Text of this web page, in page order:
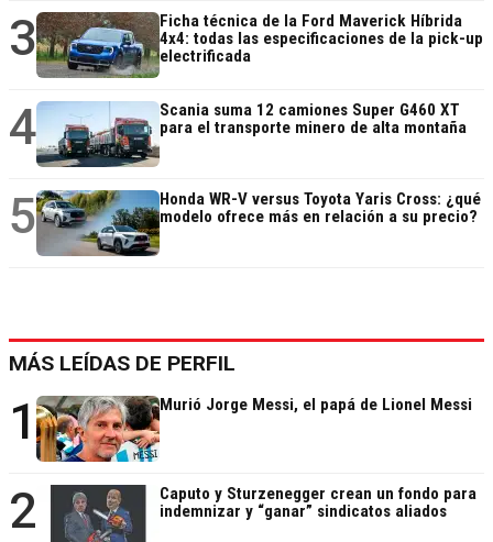
3
Ficha técnica de la Ford Maverick Híbrida
4x4: todas las especificaciones de la pick-up
electrificada
4
Scania suma 12 camiones Super G460 XT
para el transporte minero de alta montaña
5
Honda WR-V versus Toyota Yaris Cross: ¿qué
modelo ofrece más en relación a su precio?
MÁS LEÍDAS DE PERFIL
1 Murió Jorge Messi, el papá de Lionel Messi
2
Caputo y Sturzenegger crean un fondo para
indemnizar y “ganar” sindicatos aliados